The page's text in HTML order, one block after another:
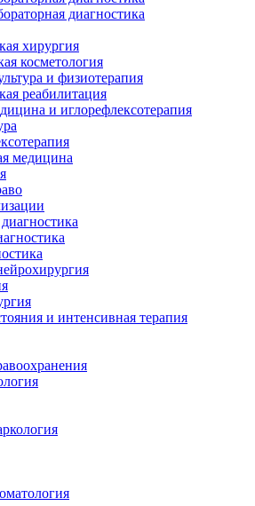
диагностика
хирургия
косметология
и физиотерапия
реабилитация
и иглорефлексотерапия
медицина
и интенсивная терапия